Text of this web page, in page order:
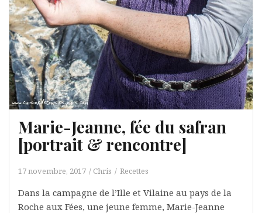
Marie-Jeanne, fée du safran
[portrait & rencontre]
17 novembre, 2017 Chris Recettes
Dans la campagne de l’Ille et Vilaine au pays de la
Roche aux Fées, une jeune femme, Marie-Jeanne